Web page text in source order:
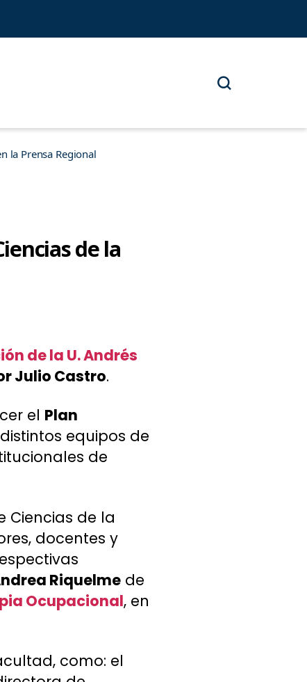
la Prensa Regional
de la
de la U. Andrés
Julio Castro.
el Plan
equipos de
de
Ciencias de la
docentes y
Riquelme de
Ocupacional, en
como: el